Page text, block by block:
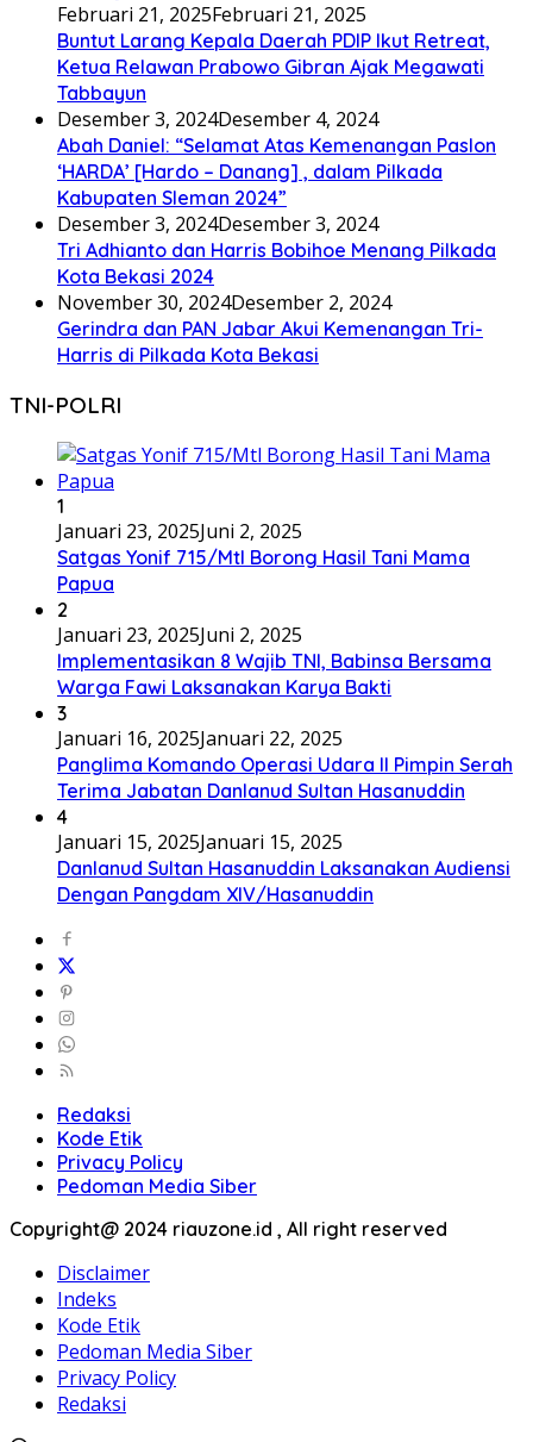
Februari 21, 2025Februari 21, 2025
Buntut Larang Kepala Daerah PDIP Ikut Retreat,
Ketua Relawan Prabowo Gibran Ajak Megawati
Tabbayun
Desember 3, 2024Desember 4, 2024
Abah Daniel: “Selamat Atas Kemenangan Paslon
‘HARDA’ [Hardo – Danang] , dalam Pilkada
Kabupaten Sleman 2024”
Desember 3, 2024Desember 3, 2024
Tri Adhianto dan Harris Bobihoe Menang Pilkada
Kota Bekasi 2024
November 30, 2024Desember 2, 2024
Gerindra dan PAN Jabar Akui Kemenangan Tri-
Harris di Pilkada Kota Bekasi
TNI-POLRI
1
Januari 23, 2025Juni 2, 2025
Satgas Yonif 715/Mtl Borong Hasil Tani Mama
Papua
2
Januari 23, 2025Juni 2, 2025
Implementasikan 8 Wajib TNI, Babinsa Bersama
Warga Fawi Laksanakan Karya Bakti
3
Januari 16, 2025Januari 22, 2025
Panglima Komando Operasi Udara II Pimpin Serah
Terima Jabatan Danlanud Sultan Hasanuddin
4
Januari 15, 2025Januari 15, 2025
Danlanud Sultan Hasanuddin Laksanakan Audiensi
Dengan Pangdam XIV/Hasanuddin
Redaksi
Kode Etik
Privacy Policy
Pedoman Media Siber
Copyright@ 2024 riauzone.id , All right reserved
Disclaimer
Indeks
Kode Etik
Pedoman Media Siber
Privacy Policy
Redaksi